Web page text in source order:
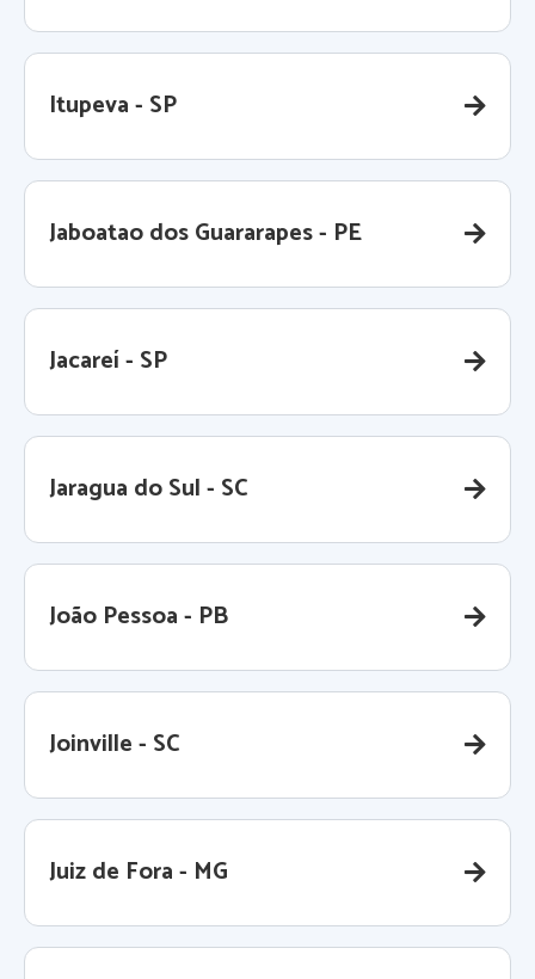
Itupeva - SP
Jaboatao dos Guararapes - PE
Jacareí - SP
Jaragua do Sul - SC
João Pessoa - PB
Joinville - SC
Juiz de Fora - MG